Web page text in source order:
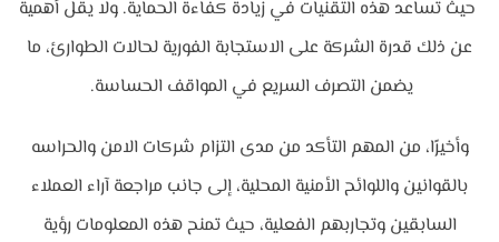
حيث تساعد هذه التقنيات في زيادة كفاءة الحماية. ولا يقل أهمية
عن ذلك قدرة الشركة على الاستجابة الفورية لحالات الطوارئ، ما
يضمن التصرف السريع في المواقف الحساسة.
وأخيرًا، من المهم التأكد من مدى التزام شركات الامن والحراسه
بالقوانين واللوائح الأمنية المحلية، إلى جانب مراجعة آراء العملاء
السابقين وتجاربهم الفعلية، حيث تمنح هذه المعلومات رؤية